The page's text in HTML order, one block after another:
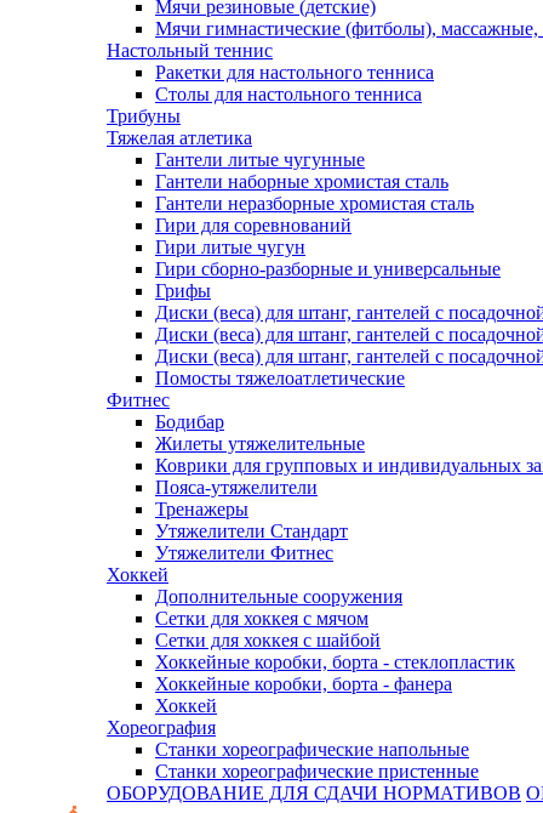
Мячи резиновые (детские)
Мячи гимнастические (фитболы),
Настольный теннис
Ракетки для настольного тенниса
Столы для настольного тенниса
Трибуны
Тяжелая атлетика
Гантели литые чугунные
Гантели наборные хромистая сталь
Гантели неразборные хромистая сталь
Гири для соревнований
Гири литые чугун
Гири сборно-разборные и универсальные
Грифы
Диски (веса) для штанг, гантелей с
Диски (веса) для штанг, гантелей с
Диски (веса) для штанг, гантелей с
Помосты тяжелоатлетические
Фитнес
Бодибар
Жилеты утяжелительные
Коврики для групповых и индивидуальных
Пояса-утяжелители
Тренажеры
Утяжелители Стандарт
Утяжелители Фитнес
Хоккей
Дополнительные сооружения
Сетки для хоккея с мячом
Сетки для хоккея с шайбой
Хоккейные коробки, борта - стеклопластик
Хоккейные коробки, борта - фанера
Хоккей
Хореография
Станки хореографические напольные
Станки хореографические пристенные
ОБОРУДОВАНИЕ ДЛЯ СДАЧИ НОРМАТИВОВ